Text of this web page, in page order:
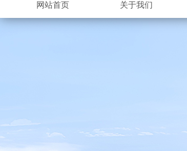
网站首页 关于我们